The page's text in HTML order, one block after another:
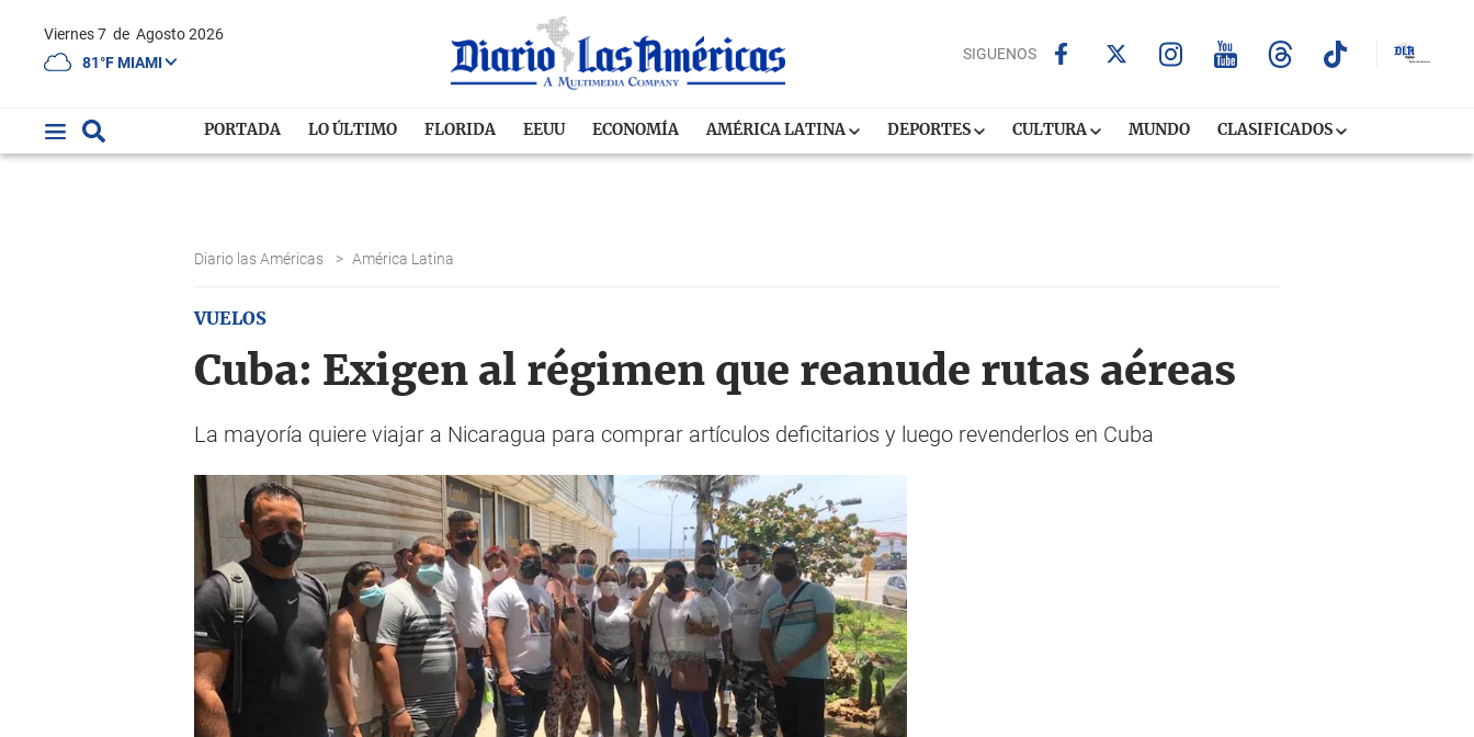
Viernes 7 de Agosto 2026
81°F MIAMI
SIGUENOS
PORTADA LO ÚLTIMO FLORIDA EEUU ECONOMÍA AMÉRICA LATINA DEPORTES CULTURA MUNDO CLASIFICADOS
Diario las Américas > América Latina
VUELOS
Cuba: Exigen al régimen que reanude rutas aéreas
La mayoría quiere viajar a Nicaragua para comprar artículos deficitarios y luego revenderlos en Cuba